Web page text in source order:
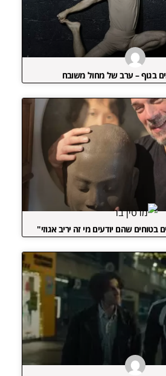
בגוף – ערב של מחול משובח
שהם יודעים מי זה יריב אגוזי"